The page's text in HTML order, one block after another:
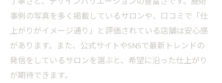
験
まつげパーマの満足度を堺市で確かめるポ
イント
堺市で選ぶなら持ちと美しさ両立のまつげ
パーマ
事例の写真を多く掲載しているサロンや、口コミで「仕
上がりがイメージ通り」と評価されている店舗は安心感
があります。また、公式サイトやSNSで最新トレンドの
発信をしているサロンを選ぶと、希望に沿った仕上がり
が期待できます。